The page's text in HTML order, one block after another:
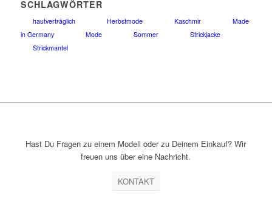
SCHLAGWÖRTER
hautverträglich Herbstmode Kaschmir
Made
in Germany
Mode Sommer
Strickjacke
Strickmantel
Hast Du Fragen zu einem Modell oder zu Deinem Einkauf? Wir
freuen uns über eine Nachricht.
KONTAKT